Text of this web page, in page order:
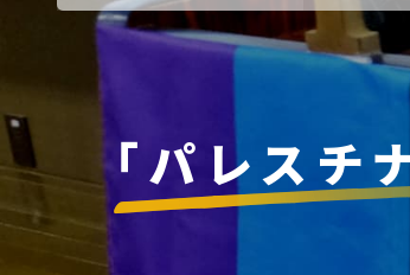
# 若い
「パレスチ